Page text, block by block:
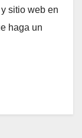
sitio web en
haga un